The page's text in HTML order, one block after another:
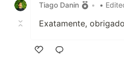
Tiago Danin
• •
Exatamente,